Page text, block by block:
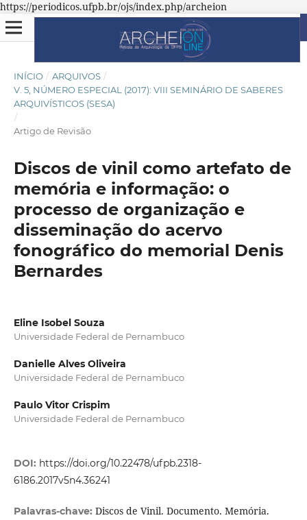
https://periodicos.ufpb.br/ojs/index.php/archeion
INÍCIO / ARQUIVOS /
V. 5, NÚMERO ESPECIAL (2017): VIII SEMINÁRIO DE SABERES
ARQUIVÍSTICOS (SESA)
/
Artigo de Revisão
Discos de vinil como artefato de
memória e informação: o
processo de organização e
disseminação do acervo
fonográfico do memorial Denis
Bernardes
Eline Isobel Souza
Universidade Federal de Pernambuco
Danielle Alves Oliveira
Universidade Federal de Pernambuco
Paulo Vitor Crispim
Universidade Federal de Pernambuco
DOI: https://doi.org/10.22478/ufpb.2318-
6186.2017v5n4.36241
Palavras-chave: Discos de Vinil. Documento. Memória.